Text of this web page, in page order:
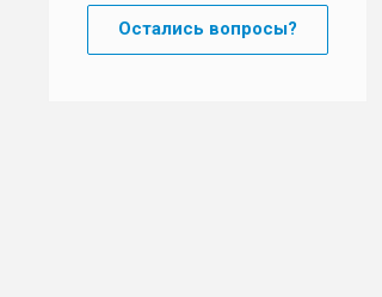
Остались вопросы?